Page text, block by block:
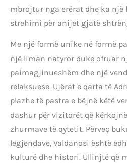
mbrojtur nga erërat dhe ka
strehimi për anijet gjatë
Me një formë unike në formë
një liman natyror duke ofruar
paimagjinueshëm dhe një
relaksuese. Ujërat e qarta të
plazhe të pastra e bëjnë këtë
dashur për vizitorët që
zhurmave të qytetit. Përveç
legjendave, Valdanosi është
kulturë dhe histori. Ullinjtë që